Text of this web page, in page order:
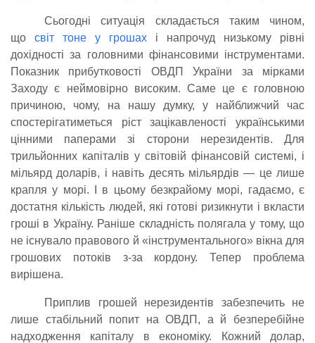
Сьогодні ситуація складається таким чином,
що світ тоне у грошах і напрочуд низькому рівні
дохідності за головними фінансовими інструментами.
Показник прибутковості ОВДП України за мірками
Заходу є неймовірно високим. Саме це є головною
причиною, чому, на нашу думку, у найближчий час
спостерігатиметься ріст зацікавленості українськими
цінними паперами зі сторони нерезидентів. Для
трильйонних капіталів у світовій фінансовій системі, і
мільярд доларів, і навіть десять мільярдів — це лише
крапля у морі. І в цьому безкрайому морі, гадаємо, є
достатня кількість людей, які готові ризикнути і вкласти
гроші в Україну. Раніше складність полягала у тому, що
не існувало правового й «інструментального» вікна для
грошових потоків з-за кордону. Тепер проблема
вирішена.
Приплив грошей нерезидентів забезпечить не
лише стабільний попит на ОВДП, а й безперебійне
надходження капіталу в економіку. Кожний долар,